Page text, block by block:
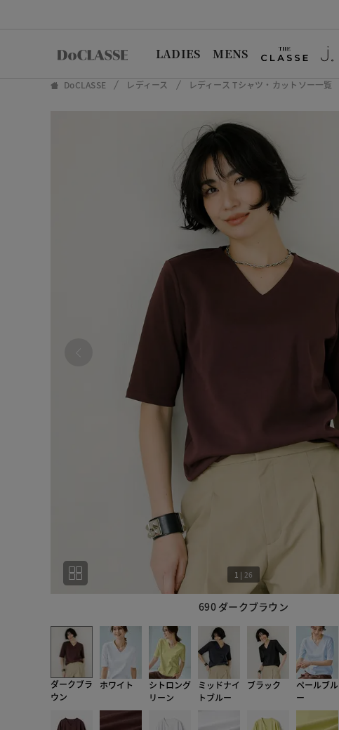
LADIES MENS
DoCLASSE レディース レディース Tシャツ・カットソー一覧
690 ダークブラウン
1 | 26
ダークブラ
ウン
ホワイト
シトロング
リーン
ミッドナイ
トブルー
ブラック
ペールブル
ー